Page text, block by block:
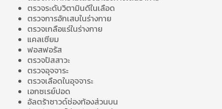
ตรวจระดับวิตามินดีในเลือด
ตรวจการอักเสบในร่างกาย
ตรวจเกลือแร่ในร่างกาย
แคลเซียม
ฟอสฟอรัส
ตรวจปัสสาวะ
ตรวจอุจจาระ
ตรวจเลือดในอุจจาระ
เอกซเรย์ปอด
อัลตร้าซาวด์ช่องท้องส่วนบน